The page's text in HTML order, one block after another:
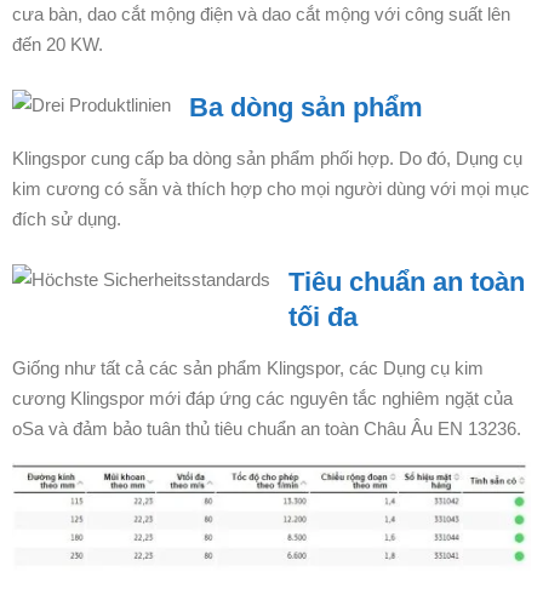
cưa bàn, dao cắt mộng điện và dao cắt mộng với công suất lên
đến 20 KW.
Ba dòng sản phẩm
Klingspor cung cấp ba dòng sản phẩm phối hợp. Do đó, Dụng cụ
kim cương có sẵn và thích hợp cho mọi người dùng với mọi mục
đích sử dụng.
Tiêu chuẩn an toàn
tối đa
Giống như tất cả các sản phẩm Klingspor, các Dụng cụ kim
cương Klingspor mới đáp ứng các nguyên tắc nghiêm ngặt của
oSa và đảm bảo tuân thủ tiêu chuẩn an toàn Châu Âu EN 13236.